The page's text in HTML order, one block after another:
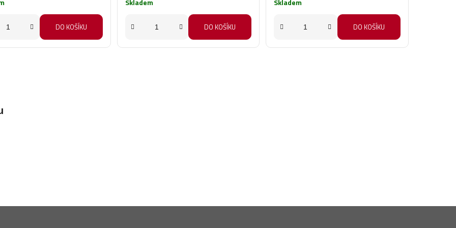
DO KOŠÍKU
Skladem
DO KOŠÍKU
Skladem
DO KOŠÍKU